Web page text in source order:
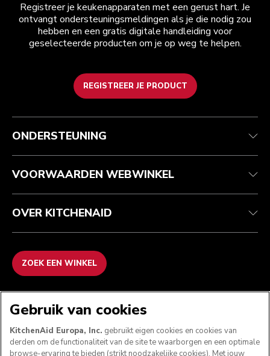
Registreer je keukenapparaten met een gerust hart. Je
ontvangt ondersteuningsmeldingen als je die nodig zou
hebben en een gratis digitale handleiding voor
geselecteerde producten om je op weg te helpen.
REGISTREER JE PRODUCT
Health check
Je bestelling volgen
Garantie en documenten
Recupel
Algemene voorwaarden
Retournering en terugbetaling
Imprint
ODR
Het merk
Zoek een winkel
ONDERSTEUNING
VOORWAARDEN WEBWINKEL
OVER KITCHENAID
ZOEK EEN WINKEL
Gebruik van cookies
KitchenAid Europa, Inc. gebruikt eigen cookies en cookies van
derden om de functionaliteit van de site te waarborgen en een optimale